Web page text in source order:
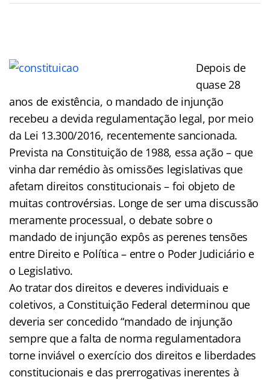
Depois de
quase 28
anos de existência, o mandado de injunção
recebeu a devida regulamentação legal, por meio
da Lei 13.300/2016, recentemente sancionada.
Prevista na Constituição de 1988, essa ação – que
vinha dar remédio às omissões legislativas que
afetam direitos constitucionais – foi objeto de
muitas controvérsias. Longe de ser uma discussão
meramente processual, o debate sobre o
mandado de injunção expôs as perenes tensões
entre Direito e Política – entre o Poder Judiciário e
o Legislativo.
Ao tratar dos direitos e deveres individuais e
coletivos, a Constituição Federal determinou que
deveria ser concedido “mandado de injunção
sempre que a falta de norma regulamentadora
torne inviável o exercício dos direitos e liberdades
constitucionais e das prerrogativas inerentes à